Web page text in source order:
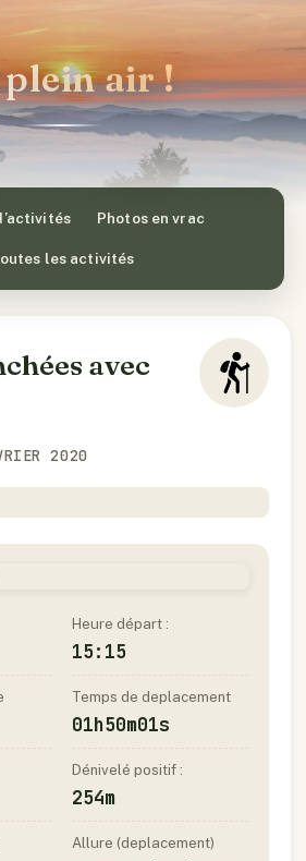
plein air !
Photos en vrac
les activités
avec
2020
Heure départ :
15:15
Temps de deplacement
01h50m01s
Dénivelé positif :
254m
Allure (deplacement)